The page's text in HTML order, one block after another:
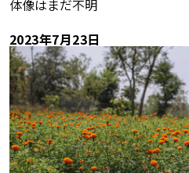
体像はまだ不明
2023年7月23日